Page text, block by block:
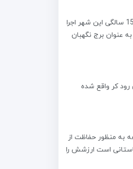
مجسمه مادر که در تفلیس به نام کارتلیس ددا شناخته می‌شود. این مجسمه به عنوان نماد شهر تفلیس شناخته می‌شود که در سال 1958 به مناسبت جشن 1500 سالگی این شهر اجرا
عنوان برج نگهبان
موسیقی شبانه و رقص آب مکانی رویایی در شب را می‌سازد. این پل 150 متری روی رود کر واقع شده
به منظور حفاظت از
است ارزشش را